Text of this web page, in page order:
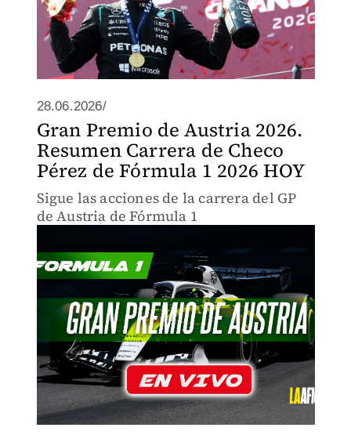
28.06.2026/
Gran Premio de Austria 2026.
Resumen Carrera de Checo
Pérez de Fórmula 1 2026 HOY
Sigue las acciones de la carrera del GP
de Austria de Fórmula 1